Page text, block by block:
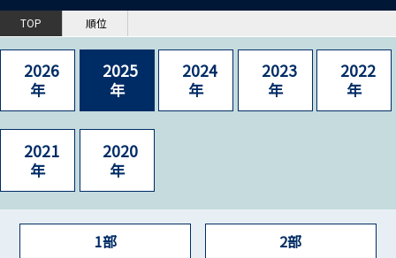
TOP 順位
2026
年
2025
年
2024
年
2023
年
2022
年
2021
年
2020
年
1部
2部